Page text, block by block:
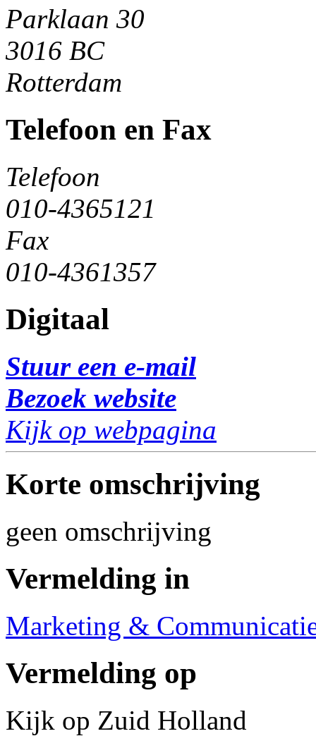
Parklaan 30
3016 BC
Rotterdam
Telefoon en Fax
Telefoon
010-4365121
Fax
010-4361357
Digitaal
Stuur een e-mail
Bezoek website
Kijk op webpagina
Korte omschrijving
geen omschrijving
Vermelding in
Marketing &
Vermelding op
Kijk op Zuid Holland